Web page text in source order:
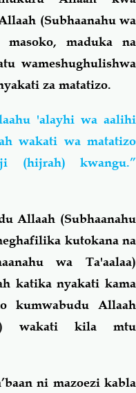
(Subhaanahu wa
masoko, maduka na
wameshughulishwa
za matatizo.
'alayhi wa aalihi
wakati wa matatizo
(hijrah) kwangu.”
Allaah (Subhaanahu
kutokana na
wa Ta'aalaa)
katika nyakati kama
kumwabudu Allaah
wakati kila mtu
ni mazoezi kabla